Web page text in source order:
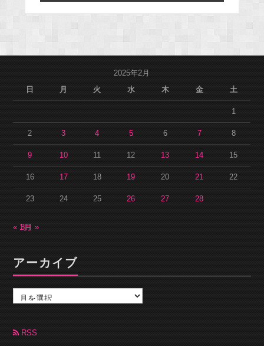
2025年2月
日
月 火 水 木 金 土
1
2 3 4 5 6 7 8
9 10 11 12 13 14 15
16 17 18 19 20 21 22
23 24 25 26 27 28
« 1月3月 »
アーカイブ
カ
ブ RSS